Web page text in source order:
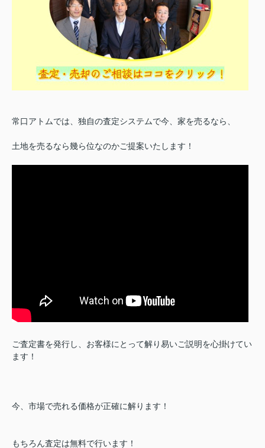
常口アトムでは、独自の査定システムで今、家を売るなら、
土地を売るなら幾ら位なのかご提案いたします！
ご査定書を発行し、お客様にとって解り易いご説明を心掛けてい
ます！
今、市場で売れる価格が正確に解ります！
もちろん査定は無料で行います！